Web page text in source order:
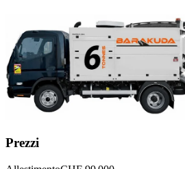
Prezzi